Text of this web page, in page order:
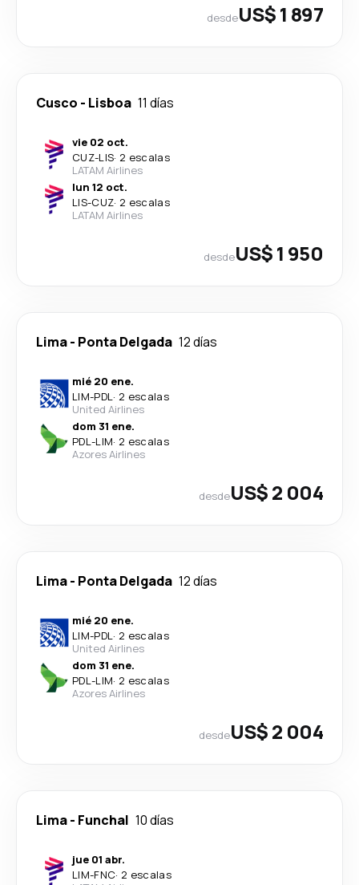
desdeUS$ 1 897
Cusco - Lisboa 11 días
vie 02 oct.
CUZ-LIS· 2 escalas
LATAM Airlines
lun 12 oct.
LIS-CUZ· 2 escalas
LATAM Airlines
desdeUS$ 1 950
Lima- Ponta Delgada 12 días
mié 20 ene.
LIM-PDL· 2 escalas
United Airlines
dom 31 ene.
PDL-LIM· 2 escalas
Azores Airlines
desdeUS$ 2 004
Lima- Ponta Delgada 12 días
mié 20 ene.
LIM-PDL· 2 escalas
United Airlines
dom 31 ene.
PDL-LIM· 2 escalas
Azores Airlines
desdeUS$ 2 004
Lima- Funchal 10 días
jue 01 abr.
LIM-FNC· 2 escalas